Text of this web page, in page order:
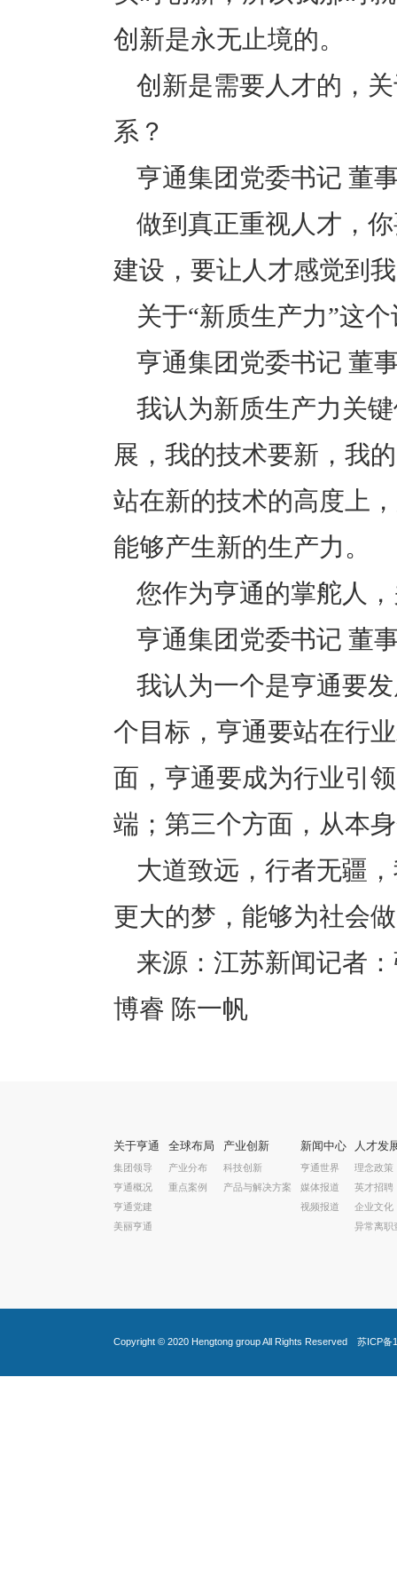
创新是永无止境的。
创新是需要人才的，
系？
亨通集团党委书记 董
做到真正重视人才，
建设，要让人才感觉到
关于“新质生产力”这
亨通集团党委书记 董
我认为新质生产力关
展，我的技术要新，我
站在新的技术的高度上
能够产生新的生产力。
您作为亨通的掌舵人
亨通集团党委书记 董
我认为一个是亨通要
个目标，亨通要站在行
面，亨通要成为行业引
端；第三个方面，从本
大道致远，行者无疆
更大的梦，能够为社会
来源：江苏新闻记者
博睿 陈一帆
关于亨通
集团领导
亨通概况
亨通党建
美丽亨通
全球布局
产业分布
重点案例
产业创新
科技创新
产品与解决方案
新闻中心
亨通世界
媒体报道
视频报道
人才发
理念政策
英才招聘
企业文化
异常离职
Copyright © 2020 Hengtong groupAll Rights Reserved 苏ICP备